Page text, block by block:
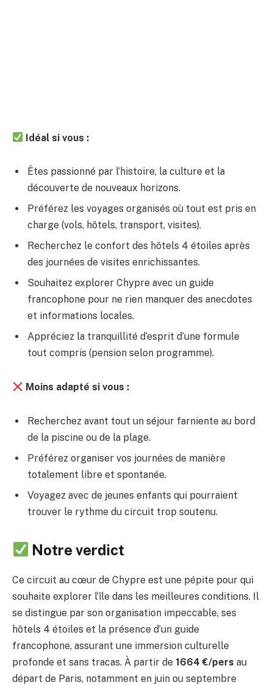
Idéal si vous :
Êtes passionné par l’histoire, la culture et la
découverte de nouveaux horizons.
Préférez les voyages organisés où tout est pris en
charge (vols, hôtels, transport, visites).
Recherchez le confort des hôtels 4 étoiles après
des journées de visites enrichissantes.
Souhaitez explorer Chypre avec un guide
francophone pour ne rien manquer des anecdotes
et informations locales.
Appréciez la tranquillité d’esprit d’une formule
tout compris (pension selon programme).
Moins adapté si vous :
Recherchez avant tout un séjour farniente au bord
de la piscine ou de la plage.
Préférez organiser vos journées de manière
totalement libre et spontanée.
Voyagez avec de jeunes enfants qui pourraient
trouver le rythme du circuit trop soutenu.
Notre verdict
Ce circuit au cœur de Chypre est une pépite pour qui
souhaite explorer l’île dans les meilleures conditions. Il
se distingue par son organisation impeccable, ses
hôtels 4 étoiles et la présence d’un guide
francophone, assurant une immersion culturelle
profonde et sans tracas. À partir de 1664 €/pers au
départ de Paris, notamment en juin ou septembre